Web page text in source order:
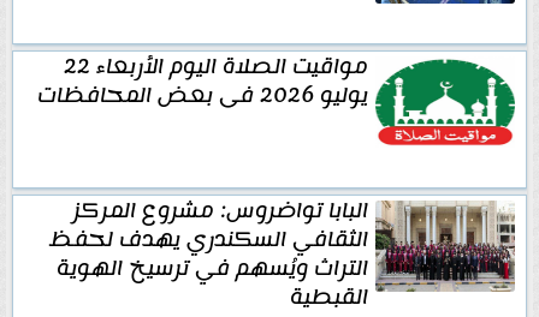
مواقيت الصلاة اليوم الأربعاء 22
يوليو 2026 فى بعض المحافظات
البابا تواضروس: مشروع المركز
الثقافي السكندري يهدف لحفظ
التراث ويُسهم في ترسيخ الهوية
القبطية